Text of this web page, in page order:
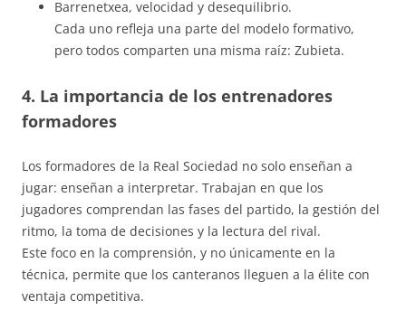
Barrenetxea, velocidad y desequilibrio.
Cada uno refleja una parte del modelo formativo,
pero todos comparten una misma raíz: Zubieta.
4. La importancia de los entrenadores
formadores
Los formadores de la Real Sociedad no solo enseñan a
jugar: enseñan a interpretar. Trabajan en que los
jugadores comprendan las fases del partido, la gestión del
ritmo, la toma de decisiones y la lectura del rival.
Este foco en la comprensión, y no únicamente en la
técnica, permite que los canteranos lleguen a la élite con
ventaja competitiva.